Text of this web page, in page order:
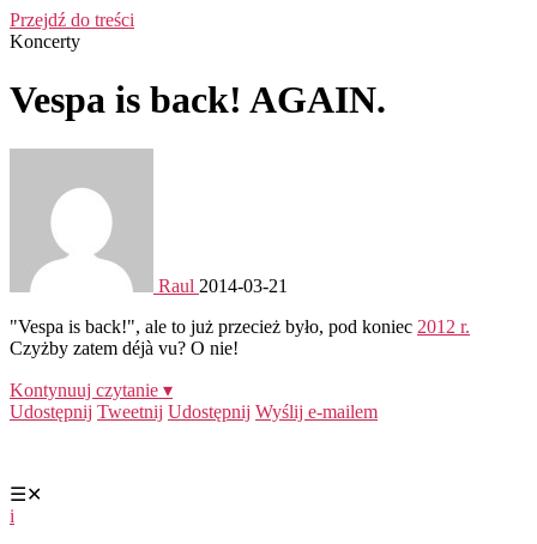
Przejdź do treści
Koncerty
Vespa is back! AGAIN.
Raul 2014-03-21
"Vespa is back!", ale to już przecież było, pod koniec 2012 r.
Czyżby zatem déjà vu? O nie!
Kontynuuj czytanie ▾
Udostępnij Tweetnij Udostępnij Wyślij e-mailem
☰✕
i